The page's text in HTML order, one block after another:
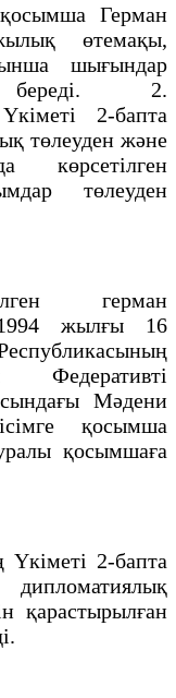
Герман
өтемақы,
шығындар
бередi. 2.
2-бапта
төлеуден және
көрсетiлген
төлеуден
герман
жылғы 16
Мәдени
қосымша
қосымшаға
2-бапта
қарастырылған